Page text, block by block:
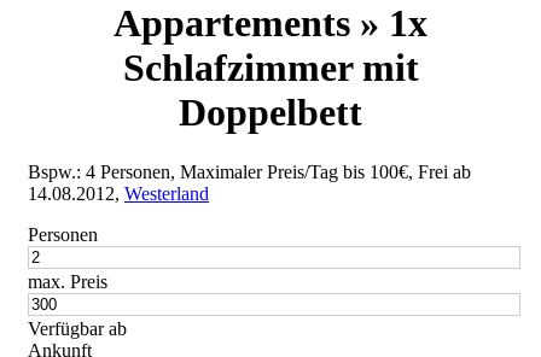
Appartements » 1x
Schlafzimmer mit
Doppelbett
Bspw.: 4 Personen, Maximaler Preis/Tag bis 100€, Frei ab
14.08.2012, Westerland
Personen
max. Preis
Verfügbar ab
Ankunft